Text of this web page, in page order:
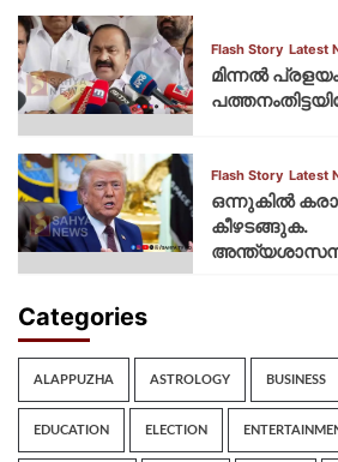
Flash Story Latest
മിന്നല്‍
Flash Story Latest
ഒന്നുകില്‍
കീഴടങ്ങുക.
Categories
ALAPPUZHA ASTROLOGY BUSINESS
EDUCATION ELECTION